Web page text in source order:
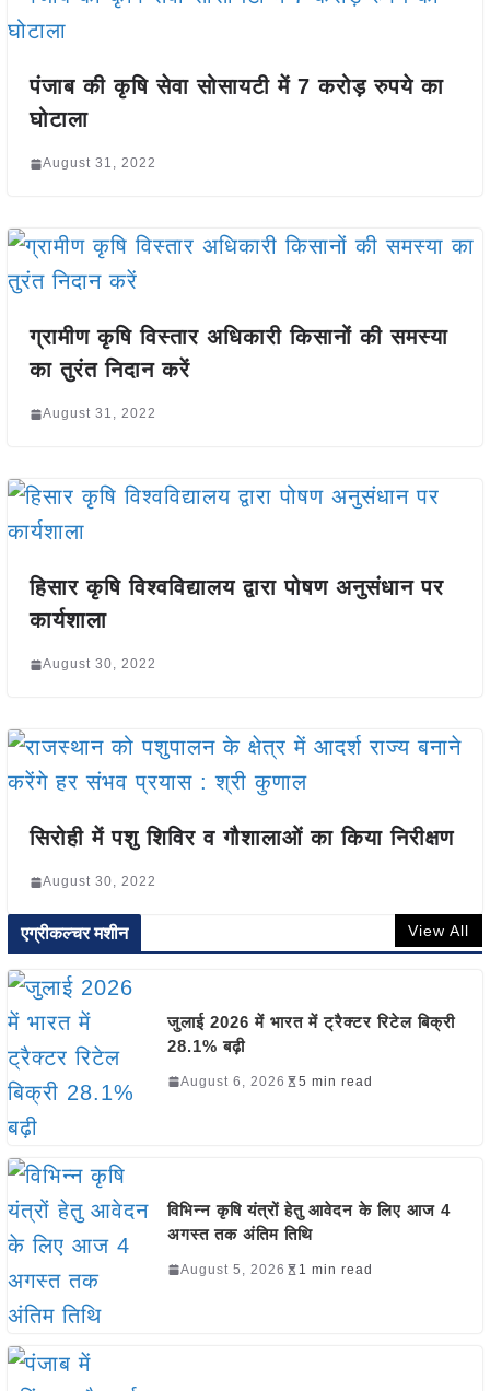
पंजाब की कृषि सेवा सोसायटी में 7 करोड़ रुपये का
घोटाला
August 31, 2022
ग्रामीण कृषि विस्तार अधिकारी किसानों की समस्या
का तुरंत निदान करें
August 31, 2022
हिसार कृषि विश्वविद्यालय द्वारा पोषण अनुसंधान पर
कार्यशाला
August 30, 2022
सिरोही में पशु शिविर व गौशालाओं का किया निरीक्षण
August 30, 2022
एग्रीकल्चर मशीन View All
जुलाई 2026 में भारत में ट्रैक्टर रिटेल बिक्री
28.1% बढ़ी
August 6, 2026 5 min read
विभिन्न कृषि यंत्रों हेतु आवेदन के लिए आज 4
अगस्त तक अंतिम तिथि
August 5, 2026 1 min read